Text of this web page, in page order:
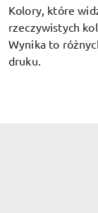
Kolory, które
rzeczywistych
Wynika to
druku.